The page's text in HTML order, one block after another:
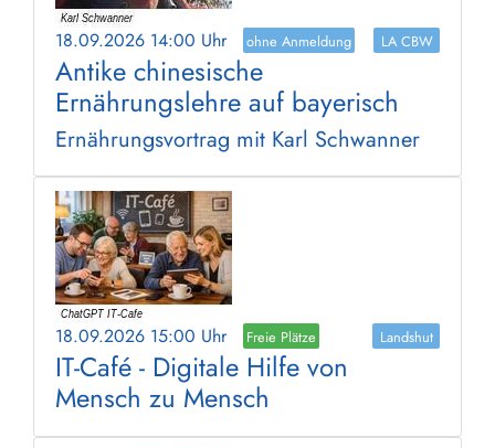
18.09.2026 14:00 Uhr ohne Anmeldung LA CBW
Antike chinesische
Ernährungslehre auf bayerisch
Ernährungsvortrag mit Karl Schwanner
18.09.2026 15:00 Uhr Freie Plätze Landshut
IT-Café - Digitale Hilfe von
Mensch zu Mensch